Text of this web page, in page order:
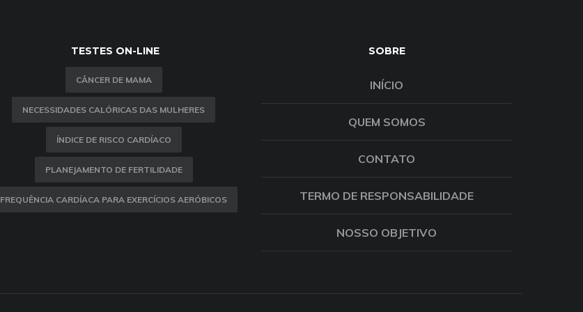
TESTES ON-LINE
CÂNCER DE MAMA
NECESSIDADES CALÓRICAS DAS MULHERES
ÍNDICE DE RISCO CARDÍACO
PLANEJAMENTO DE FERTILIDADE
FREQUÊNCIA CARDÍACA PARA EXERCÍCIOS AERÓBICOS
SOBRE
INÍCIO
QUEM SOMOS
CONTATO
TERMO DE RESPONSABILIDADE
NOSSO OBJETIVO